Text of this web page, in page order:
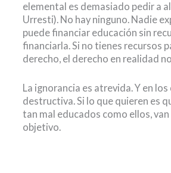
elemental es demasiado pedir a
Urresti). No hay ninguno. Nadie
puede financiar educación sin
financiarla. Si no tienes recursos
derecho, el derecho en realidad
La ignorancia es atrevida. Y en
destructiva. Si lo que quieren es
tan mal educados como ellos, van
objetivo.